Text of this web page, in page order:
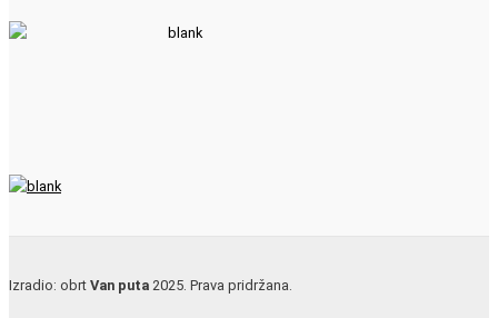
Izradio: obrt Van puta 2025. Prava pridržana.